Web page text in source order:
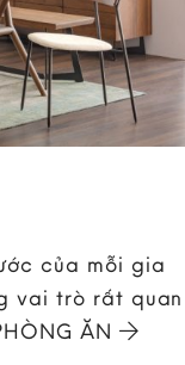
của mỗi gia
vai trò rất quan
ĂN